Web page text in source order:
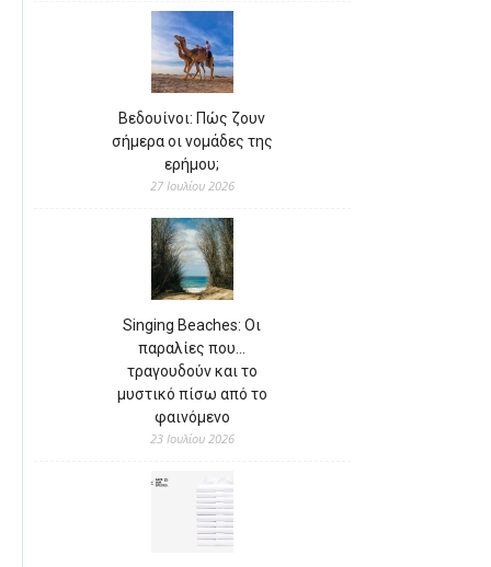
Βεδουίνοι: Πώς ζουν
σήμερα οι νομάδες της
ερήμου;
27 Ιουλίου 2026
Singing Beaches: Οι
παραλίες που…
τραγουδούν και το
μυστικό πίσω από το
φαινόμενο
23 Ιουλίου 2026